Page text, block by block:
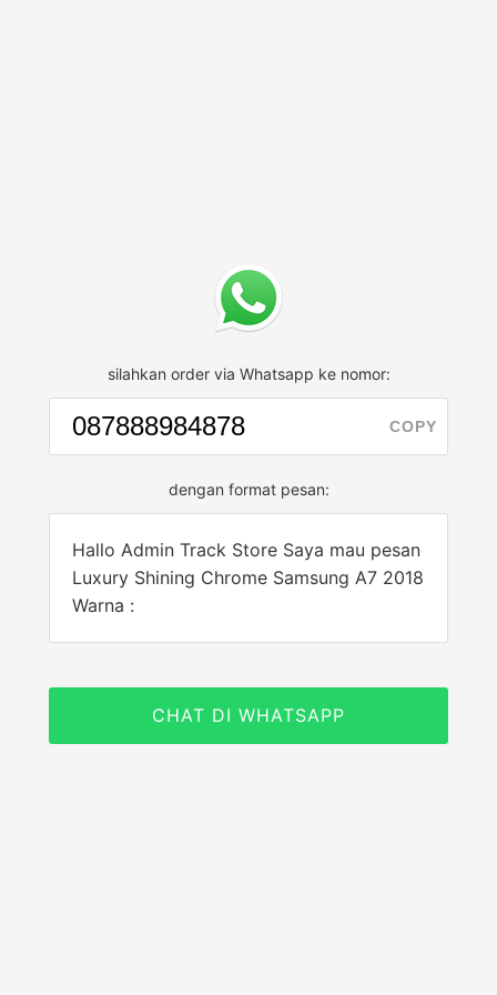
silahkan order via Whatsapp ke nomor:
COPY
dengan format pesan:
Hallo Admin Track Store Saya mau pesan
Luxury Shining Chrome Samsung A7 2018
Warna :
CHAT DI WHATSAPP